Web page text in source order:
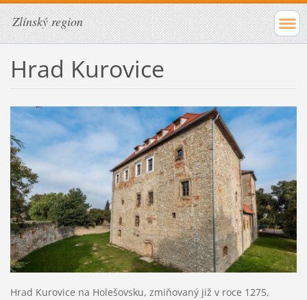
Zlínský region
Hrad Kurovice
Hrad Kurovice na Holešovsku, zmiňovaný již v roce 1275,